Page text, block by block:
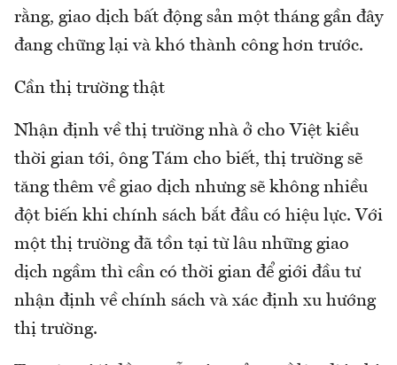
rằng, giao dịch bất động sản một tháng gần đây
đang chững lại và khó thành công hơn trước.
Cần thị trường thật
Nhận định về thị trường nhà ở cho Việt kiều
thời gian tới, ông Tám cho biết, thị trường sẽ
tăng thêm về giao dịch nhưng sẽ không nhiều
đột biến khi chính sách bắt đầu có hiệu lực. Với
một thị trường đã tồn tại từ lâu những giao
dịch ngầm thì cần có thời gian để giới đầu tư
nhận định về chính sách và xác định xu hướng
thị trường.